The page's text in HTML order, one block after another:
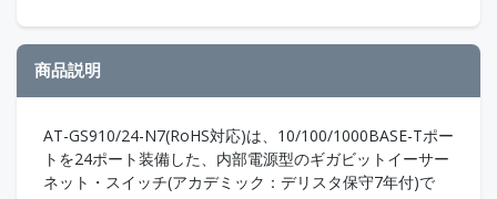
商品説明
AT-GS910/24-N7(RoHS対応)は、10/100/1000BASE-Tポー
トを24ポート装備した、内部電源型のギガビットイーサー
ネット・スイッチ(アカデミック：デリスタ保守7年付)で